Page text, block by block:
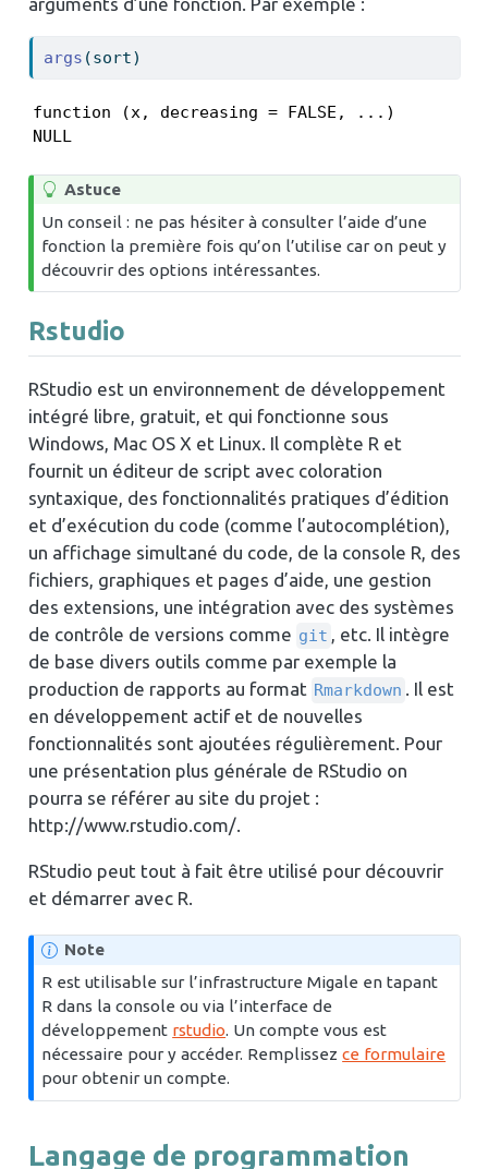
args (sort)
function (x, decreasing = FALSE, ...)
NULL
Astuce
Un conseil : ne pas hésiter à consulter l’aide d’une
fonction la première fois qu’on l’utilise car on peut y
découvrir des options intéressantes.
Rstudio
RStudio est un environnement de développement
intégré libre, gratuit, et qui fonctionne sous
Windows, Mac OS X et Linux. Il complète R et
fournit un éditeur de script avec coloration
syntaxique, des fonctionnalités pratiques d’édition
et d’exécution du code (comme l’autocomplétion),
un affichage simultané du code, de la console R, des
fichiers, graphiques et pages d’aide, une gestion
des extensions, une intégration avec des systèmes
de contrôle de versions comme git , etc. Il intègre
de base divers outils comme par exemple la
production de rapports au format Rmarkdown . Il est
en développement actif et de nouvelles
fonctionnalités sont ajoutées régulièrement. Pour
une présentation plus générale de RStudio on
pourra se référer au site du projet :
http://www.rstudio.com/.
RStudio peut tout à fait être utilisé pour découvrir
et démarrer avec R.
Note
R est utilisable sur l’infrastructure Migale en tapant
R dans la console ou via l’interface de
développement rstudio. Un compte vous est
nécessaire pour y accéder. Remplissezce formulaire
pour obtenir un compte.
Langage de programmation